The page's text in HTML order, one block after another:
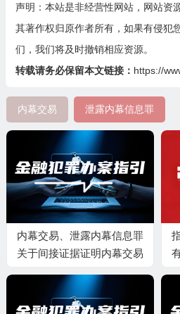
声明：本站是非经营性网站，网站资
其著作权归原作者所有，如果有侵犯
们，我们将及时撤销相应资源。
转载请务必保留本文链接： https://
内幕交易 泄露内幕信息罪
内幕交易、泄露内幕信息罪
关于间接证据证明内幕交易